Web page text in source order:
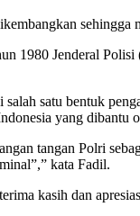
sehingga
1980 Jenderal
salah satu bentuk
yang dibantu
tangan Polri
kata Fadil.
kasih dan